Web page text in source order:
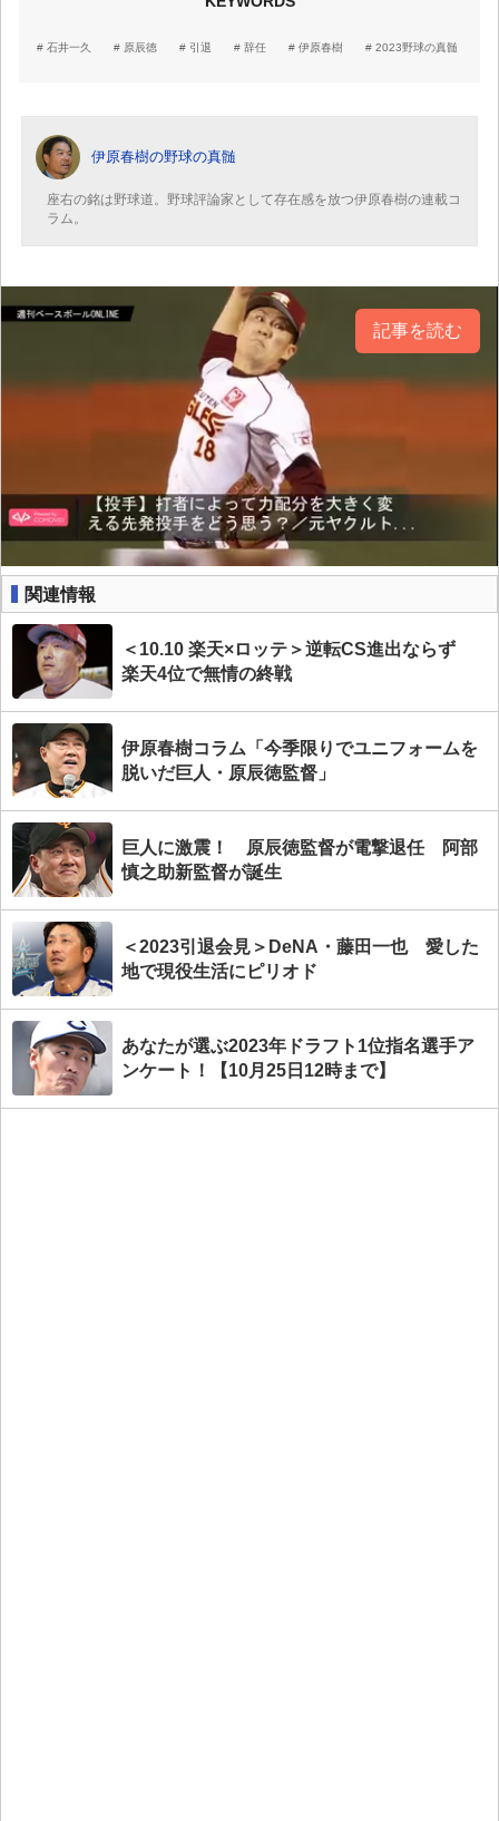
石井一久 原辰徳 引退 辞任 伊原春樹 2023野球の真髄
伊原春樹の野球の真髄
座右の銘は野球道。野球評論家として存在感を放つ伊原春樹の連載コ
ラム。
記事を読む
関連情報
＜10.10 楽天×ロッテ＞逆転CS進出ならず
楽天4位で無情の終戦
伊原春樹コラム「今季限りでユニフォームを
脱いだ巨人・原辰徳監督」
巨人に激震！ 原辰徳監督が電撃退任 阿部
慎之助新監督が誕生
＜2023引退会見＞DeNA・藤田一也 愛した
地で現役生活にピリオド
あなたが選ぶ2023年ドラフト1位指名選手ア
ンケート！【10月25日12時まで】